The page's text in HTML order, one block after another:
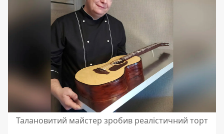
Талановитий майстер зробив реалістичний торт